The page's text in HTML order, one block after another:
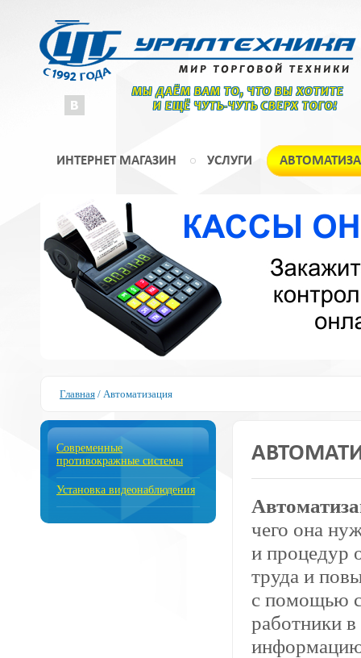
МЫ ДАЁМ ВАМ ТО, ЧТО ВЫ ХОТИТЕ
И ЕЩЁ ЧУТЬ-ЧУТЬ СВЕРХ ТОГО!
ИНТЕРНЕТ МАГАЗИН УСЛУГИ
Главная / Автоматизация
Современные
противокражные системы
Установка видеонаблюдения
чего она
и процедур
труда и
с помощью
работники